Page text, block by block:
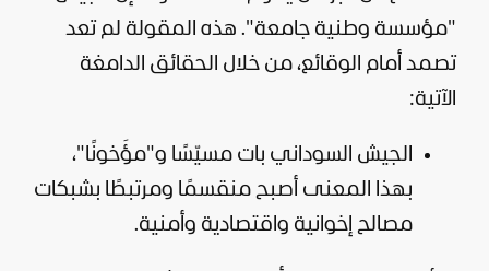
"مؤسسة وطنية جامعة". هذه المقولة لم تعد
تصمد أمام الوقائع، من خلال الحقائق الدامغة
الآتية:
الجيش السوداني بات مسيّسًا و"مؤَخونًا"،
بهذا المعنى أصبح منقسمًا ومرتبطًا بشبكات
مصالح إخوانية واقتصادية وأمنية.